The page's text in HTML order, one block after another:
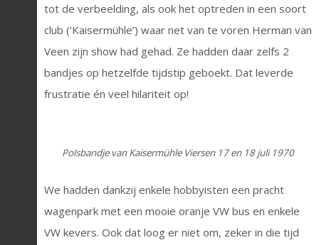
tot de verbeelding, als ook het optreden in een soort
club (‘Kaisermühle’) waar net van te voren Herman van
Veen zijn show had gehad. Ze hadden daar zelfs 2
bandjes op hetzelfde tijdstip geboekt. Dat leverde
frustratie én veel hilariteit op!
Polsbandje van Kaisermühle Viersen 17 en 18 juli 1970
We hadden dankzij enkele hobbyisten een pracht
wagenpark met een mooie oranje VW bus en enkele
VW kevers. Ook dat loog er niet om, zeker in die tijd